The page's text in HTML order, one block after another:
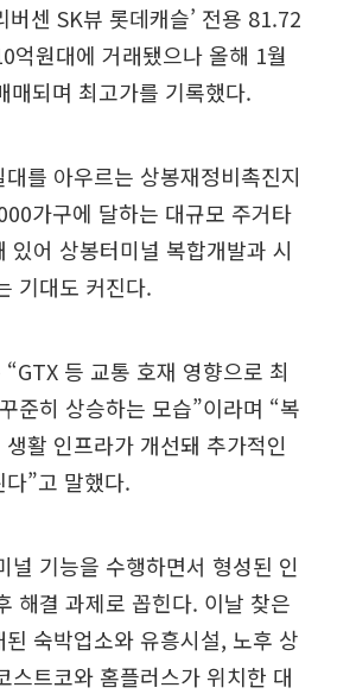
버센 SK뷰 롯데캐슬’ 전용 81.72
억원대에 거래됐으나 올해 1월
매되며 최고가를 기록했다.
를 아우르는 상봉재정비촉진지
가구에 달하는 대규모 주거타
있어 상봉터미널 복합개발과 시
기대도 커진다.
등 교통 호재 영향으로 최
준히 상승하는 모습”이라며 “복
활 인프라가 개선돼 추가적인
”고 말했다.
널 기능을 수행하면서 형성된 인
해결 과제로 꼽힌다. 이날 찾은
숙박업소와 유흥시설, 노후 상
스트코와 홈플러스가 위치한 대